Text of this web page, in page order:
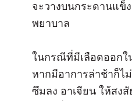
จะวางบนกระดานแข็
พยาบาล
ในกรณีที่มีเลือดออกใ
หากมีอาการล่าช้าก็ไ
ซึมลง อาเจียน ให้สง